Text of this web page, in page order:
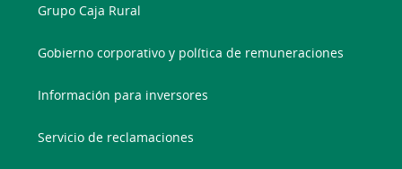
Grupo Caja Rural
Gobierno corporativo y política de remuneraciones
Información para inversores
Servicio de reclamaciones